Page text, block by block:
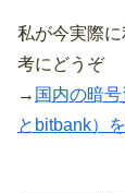
私が今実際
考にどうぞ
→ 国内の暗
とbitbank）